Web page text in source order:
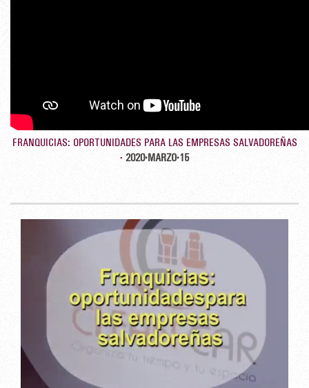
FRANQUICIAS: OPORTUNIDADES PARA LAS EMPRESAS SALVADOREÑAS
- 2020-MARZO-15